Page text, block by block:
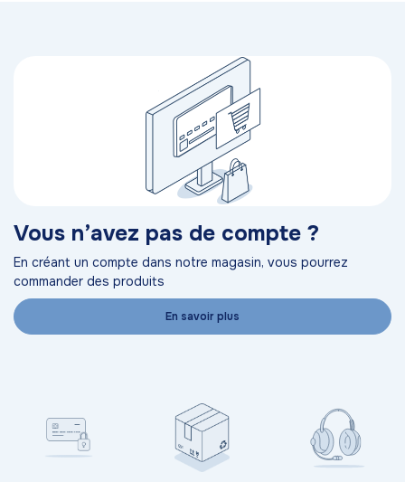
Vous n’avez pas de compte ?
En créant un compte dans notre magasin, vous pourrez
commander des produits
En savoir plus